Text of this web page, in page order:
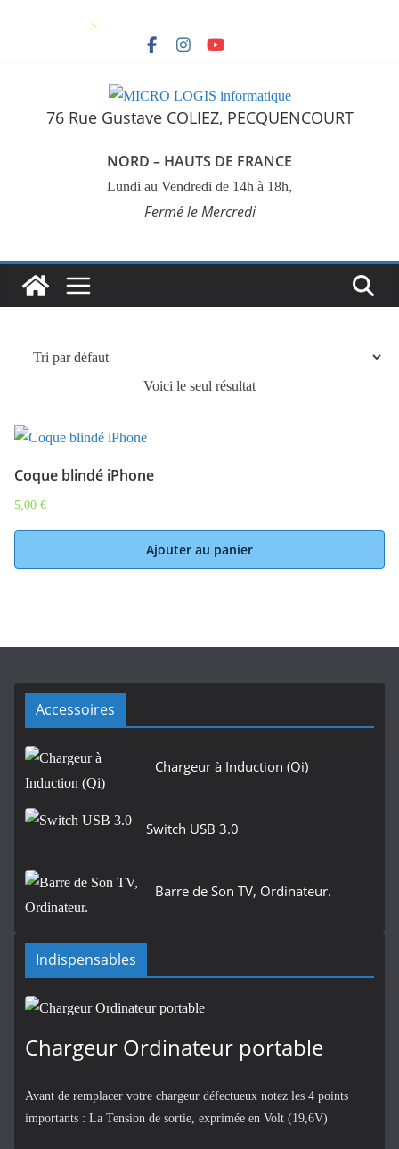
->
76 Rue Gustave COLIEZ, PECQUENCOURT
NORD – HAUTS DE FRANCE
Lundi au Vendredi de 14h à 18h,
Fermé le Mercredi
Voici le seul résultat
Coque blindé iPhone
5,00 €
Ajouter au panier
Accessoires
Chargeur à Induction (Qi)
Switch USB 3.0
Barre de Son TV, Ordinateur.
Indispensables
Chargeur Ordinateur portable
Avant de remplacer votre chargeur défectueux notez les 4 points
importants : La Tension de sortie, exprimée en Volt (19,6V)